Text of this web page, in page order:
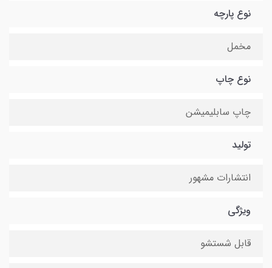
نوع پارچه
مخمل
نوع چاپ
چاپ سابلیمیشن
تولید
انتشارات مشهور
ویژگی
قابل شستشو